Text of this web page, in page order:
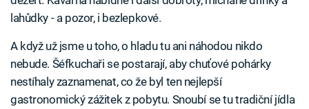
lahůdky - a pozor, i bezlepkové.
A když už jsme u toho, o hladu tu ani náhodou nikdo
nebude. Šéfkuchaři se postarají, aby chuťové pohárky
nestíhaly zaznamenat, co že byl ten nejlepší
gastronomický zážitek z pobytu. Snoubí se tu tradiční jídla